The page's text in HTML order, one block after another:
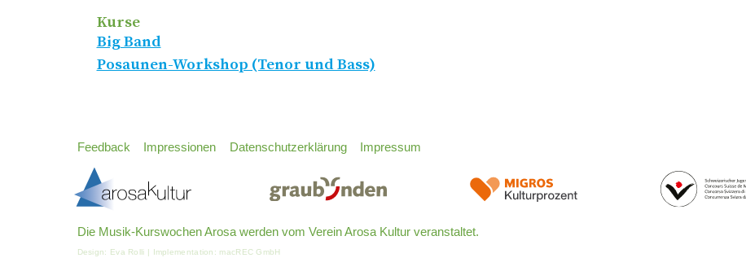
Kurse
Big Band
Posaunen-Workshop (Tenor und Bass)
Feedback Impressionen Datenschutzerklärung Impressum
Die Musik-Kurswochen Arosa werden vom Verein Arosa Kultur veranstaltet.
Design: Eva Rolli | Implementation: macREC GmbH